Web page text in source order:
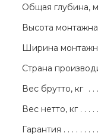
Общая глубина,
Высота
Ширина
Страна
Вес брутто, кг
Вес нетто, кг
Гарантия